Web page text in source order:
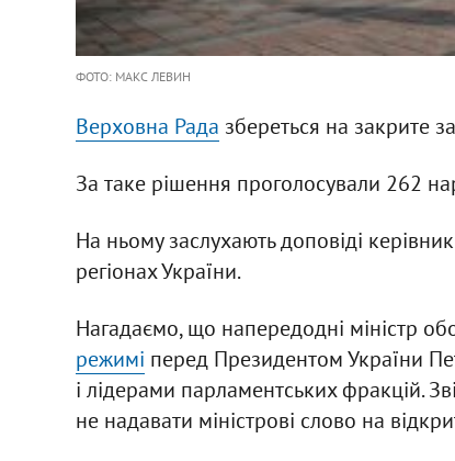
ФОТО: МАКС ЛЕВИН
Верховна Рада збереться на закрите
За таке рішення проголосували 262
На ньому заслухають доповіді
регіонах України.
Нагадаємо, що напередодні міністр
режимі перед Президентом України
і лідерами парламентських фракцій.
не надавати міністрові слово на